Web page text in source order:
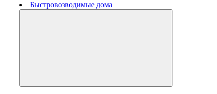
Быстровозводимые дома